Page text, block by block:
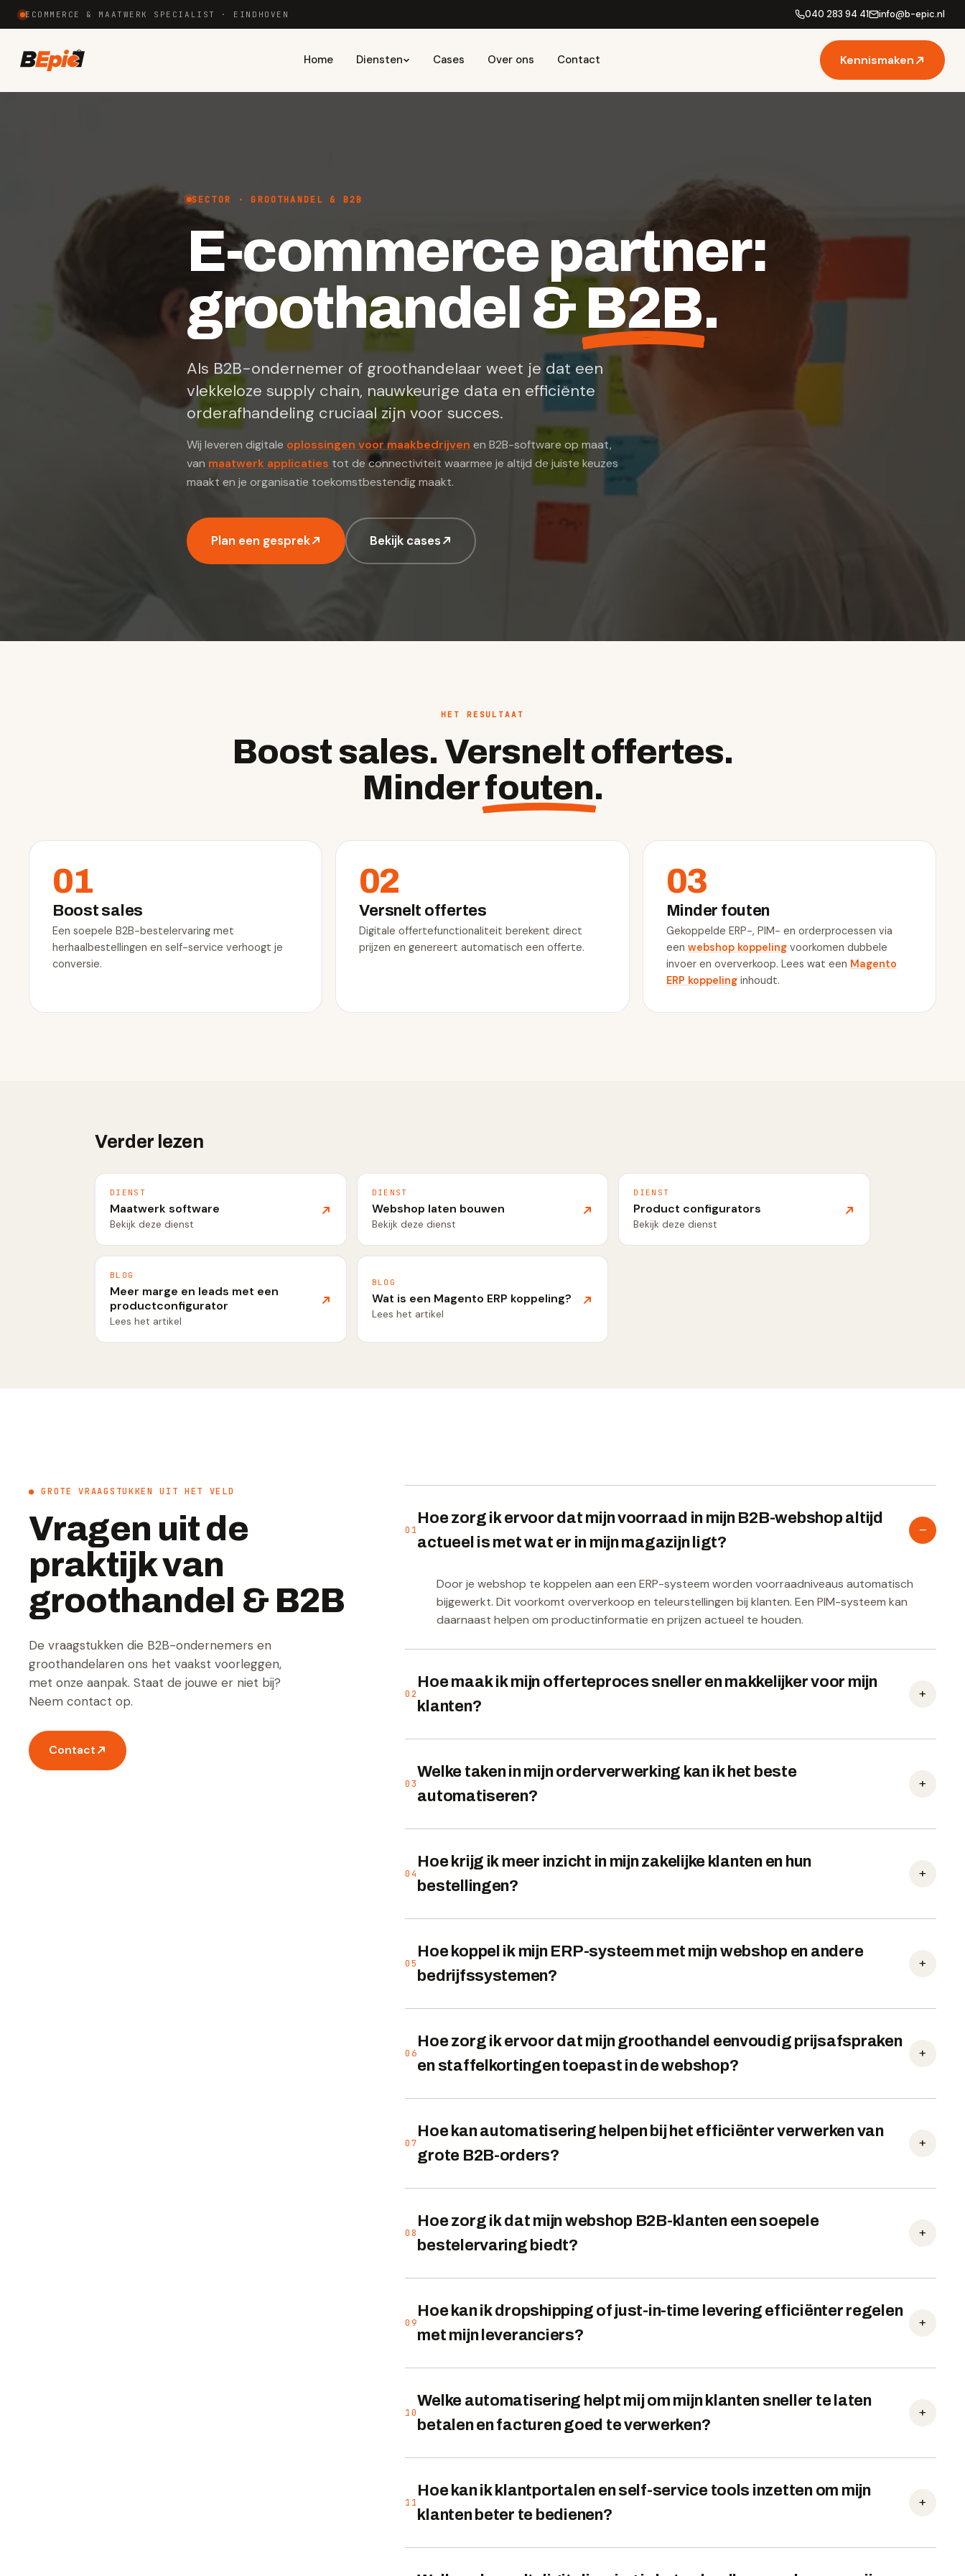
ECOMMERCE & MAATWERK SPECIALIST · EINDHOVEN 040 283 94 41 info@b-epic.nl
Home Diensten Cases Over ons Contact Kennismaken
SECTOR · GROOTHANDEL & B2B
E-commerce partner:
groothandel & B2B.
Als B2B-ondernemer of groothandelaar weet je dat een
vlekkeloze supply chain, nauwkeurige data en efficiënte
orderafhandeling cruciaal zijn voor succes.
Wij leveren digitale oplossingen voor maakbedrijven en B2B-software op maat,
van maatwerk applicaties tot de connectiviteit waarmee je altijd de juiste keuzes
maakt en je organisatie toekomstbestendig maakt.
Plan een gesprek Bekijk cases
HET RESULTAAT
Boost sales. Versnelt offertes.
Minderfouten.
01
Boost sales
Een soepele B2B-bestelervaring met
herhaalbestellingen en self-service verhoogt je
conversie.
02
Versnelt offertes
Digitale offertefunctionaliteit berekent direct
prijzen en genereert automatisch een offerte.
03
Minder fouten
Gekoppelde ERP-, PIM- en orderprocessen via
een webshop koppelingvoorkomen dubbele
invoer en oververkoop. Lees wat een Magento
ERP koppelinginhoudt.
Verder lezen
DIENST
Maatwerk software
Bekijk deze dienst
DIENST
Webshop laten bouwen
Bekijk deze dienst
DIENST
Product configurators
Bekijk deze dienst
BLOG
Meer marge en leads met een
productconfigurator
Lees het artikel
BLOG
Wat is een Magento ERP koppeling?
Lees het artikel
● GROTE VRAAGSTUKKEN UIT HET VELD
Vragen uit de
praktijk van
groothandel & B2B
De vraagstukken die B2B-ondernemers en
groothandelaren ons het vaakst voorleggen,
met onze aanpak. Staat de jouwe er niet bij?
Neem contact op.
Contact
01
Hoe zorg ik ervoor dat mijn voorraad in mijn B2B-webshop altijd
actueel is met wat er in mijn magazijn ligt?
–
Door je webshop te koppelen aan een ERP-systeem worden voorraadniveaus automatisch
bijgewerkt. Dit voorkomt oververkoop en teleurstellingen bij klanten. Een PIM-systeem kan
daarnaast helpen om productinformatie en prijzen actueel te houden.
02
Hoe maak ik mijn offerteproces sneller en makkelijker voor mijn
klanten?
+
03
Welke taken in mijn orderverwerking kan ik het beste
automatiseren?
+
04
Hoe krijg ik meer inzicht in mijn zakelijke klanten en hun
bestellingen?
+
05
Hoe koppel ik mijn ERP-systeem met mijn webshop en andere
bedrijfssystemen?
+
06
Hoe zorg ik ervoor dat mijn groothandel eenvoudig prijsafspraken
en staffelkortingen toepast in de webshop?
+
07
Hoe kan automatisering helpen bij het efficiënter verwerken van
grote B2B-orders?
+
08
Hoe zorg ik dat mijn webshop B2B-klanten een soepele
bestelervaring biedt?
+
09
Hoe kan ik dropshipping of just-in-time levering efficiënter regelen
met mijn leveranciers?
+
10
Welke automatisering helpt mij om mijn klanten sneller te laten
betalen en facturen goed te verwerken?
+
11
Hoe kan ik klantportalen en self-service tools inzetten om mijn
klanten beter te bedienen?
+